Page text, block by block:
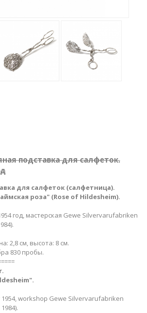
подставка для салфеток.
для салфеток (салфетница).
роза" (Rose of Hildesheim).
год, мастерская Gewe Silvervarufabriken
2,8 см, высота: 8 см.
830 пробы.
workshop Gewe Silvervarufabriken